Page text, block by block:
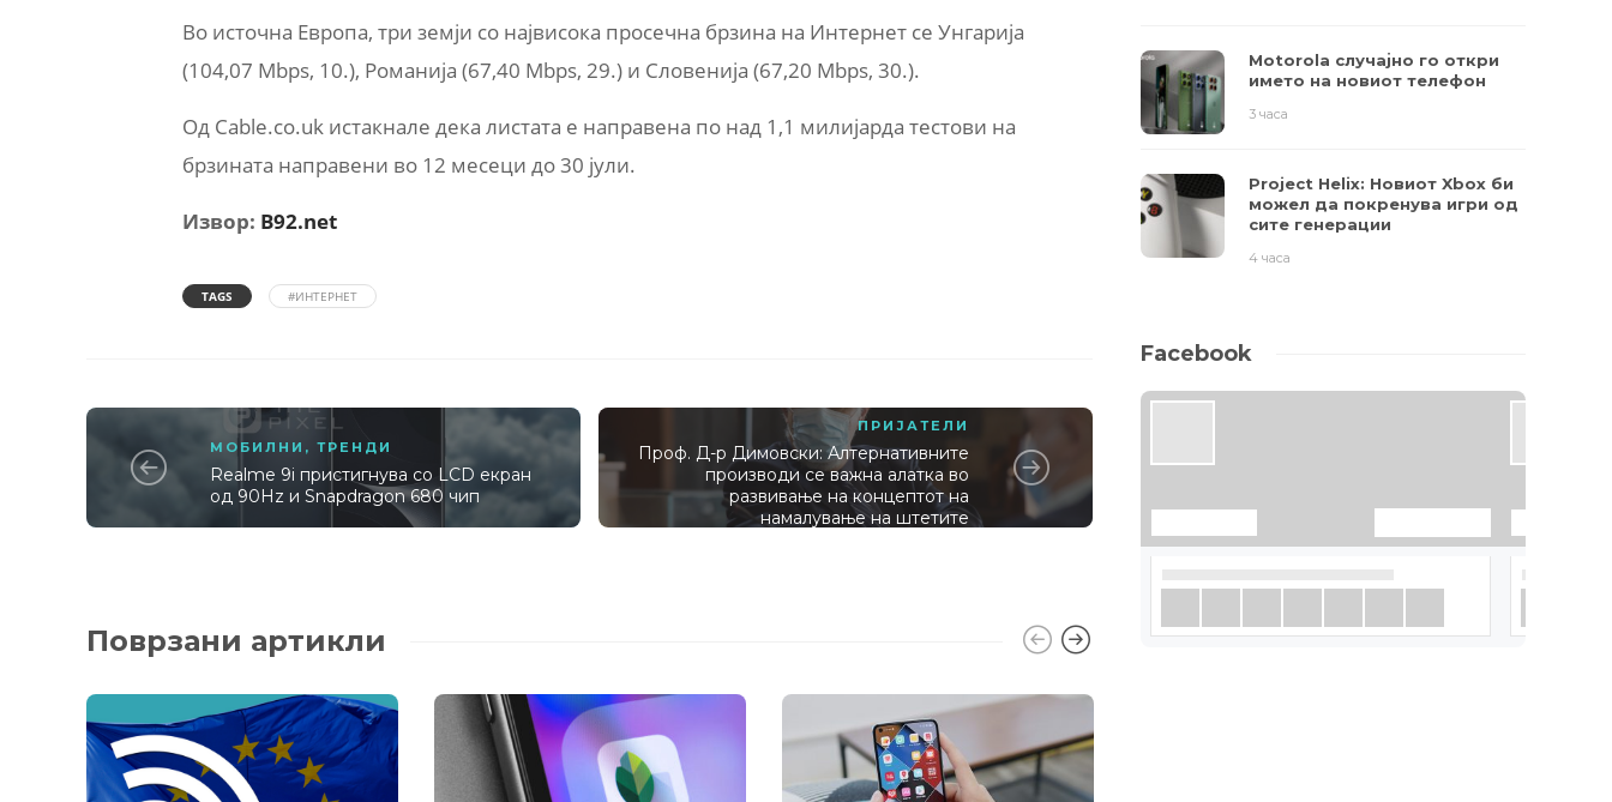
Во источна Европа, три земји со највисока просечна брзина на Интернет се Унгарија
(104,07 Mbps, 10.), Романија (67,40 Mbps, 29.) и Словенија (67,20 Mbps, 30.).
Од Cable.co.uk истакнале дека листата е направена по над 1,1 милијарда тестови на
брзината направени во 12 месеци до 30 јули.
Извор: B92.net
TAGS #ИНТЕРНЕТ
МОБИЛНИ ,ТРЕНДИ
Realme 9i пристигнува со LCD екран
од 90Hz и Snapdragon 680 чип
ПРИЈАТЕЛИ
Проф. Д-р Димовски: Алтернативните
производи се важна алатка во
развивање на концептот на
намалување на штетите
Поврзани артикли
Motorola случајно го откри
името на новиот телефон
3 часа
Project Helix: Новиот Xbox би
можел да покренува игри од
сите генерации
4 часа
Facebook